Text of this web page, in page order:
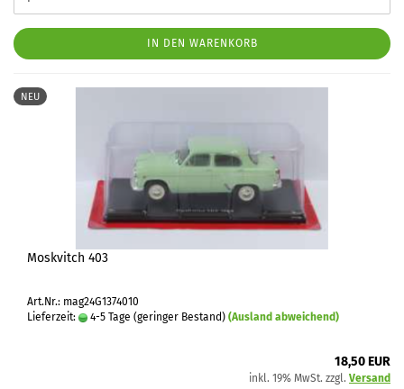
IN DEN WARENKORB
NEU
Moskvitch 403
Art.Nr.: mag24G1374010
Lieferzeit:
4-5 Tage (geringer Bestand) (Ausland abweichend)
18,50 EUR
inkl. 19% MwSt. zzgl. Versand